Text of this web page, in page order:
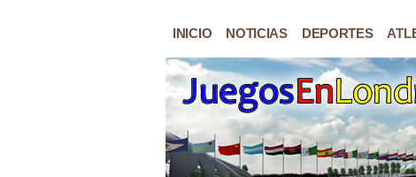
INICIO NOTICIAS DEPORTES